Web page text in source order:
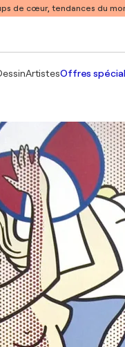
de cœur, tendances du
ArtistesOffres